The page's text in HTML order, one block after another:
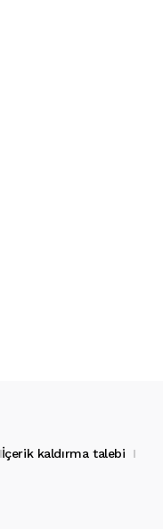
İçerik kaldırma talebi